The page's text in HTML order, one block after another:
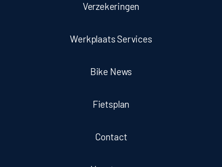
Verzekeringen
Werkplaats Services
Bike News
Fietsplan
Contact